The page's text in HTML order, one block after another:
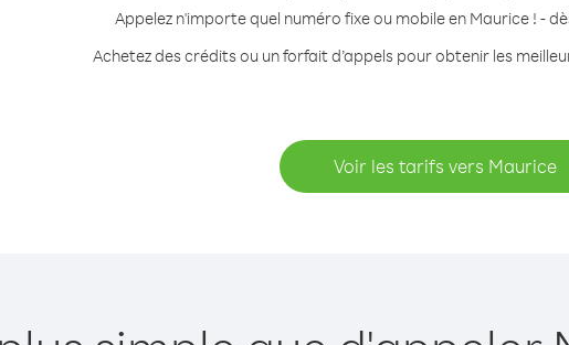
Appelez n'importe quel numéro fixe ou mobile en Maurice ! -
Achetez des crédits ou un forfait d’appels pour obtenir les
Voir les tarifs vers Maurice